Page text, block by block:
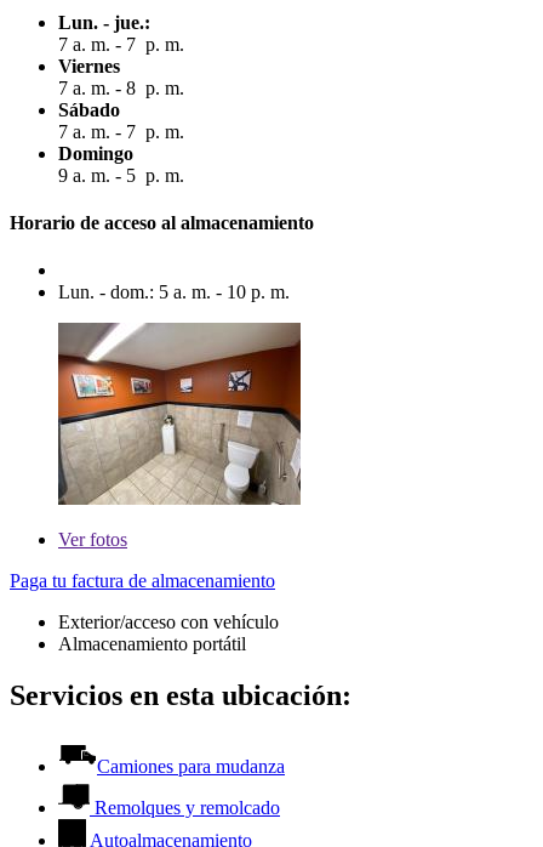
Lun. - jue.:
7 a. m. - 7 p. m.
Viernes
7 a. m. - 8 p. m.
Sábado
7 a. m. - 7 p. m.
Domingo
9 a. m. - 5 p. m.
Horario de acceso al almacenamiento
Lun. - dom.: 5 a. m. - 10 p. m.
Verfotos
Paga tu factura de almacenamiento
Exterior/acceso con vehículo
Almacenamiento portátil
Servicios en esta ubicación:
Camiones para mudanza
Remolques y remolcado
Autoalmacenamiento